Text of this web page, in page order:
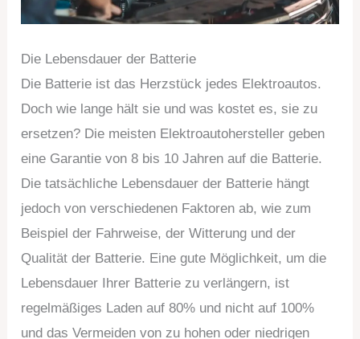
Die Lebensdauer der Batterie
Die Batterie ist das Herzstück jedes Elektroautos.
Doch wie lange hält sie und was kostet es, sie zu
ersetzen? Die meisten Elektroautohersteller geben
eine Garantie von 8 bis 10 Jahren auf die Batterie.
Die tatsächliche Lebensdauer der Batterie hängt
jedoch von verschiedenen Faktoren ab, wie zum
Beispiel der Fahrweise, der Witterung und der
Qualität der Batterie. Eine gute Möglichkeit, um die
Lebensdauer Ihrer Batterie zu verlängern, ist
regelmäßiges Laden auf 80% und nicht auf 100%
und das Vermeiden von zu hohen oder niedrigen